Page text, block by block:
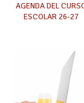
AGENDA DEL
ESCOLAR 26-27